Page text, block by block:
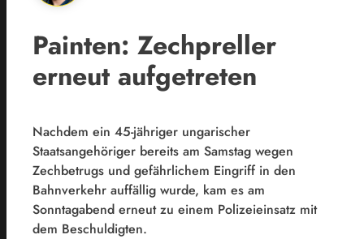
Painten: Zechpreller
erneut aufgetreten
Nachdem ein 45-jähriger ungarischer
Staatsangehöriger bereits am Samstag wegen
Zechbetrugs und gefährlichem Eingriff in den
Bahnverkehr auffällig wurde, kam es am
Sonntagabend erneut zu einem Polizeieinsatz mit
dem Beschuldigten.